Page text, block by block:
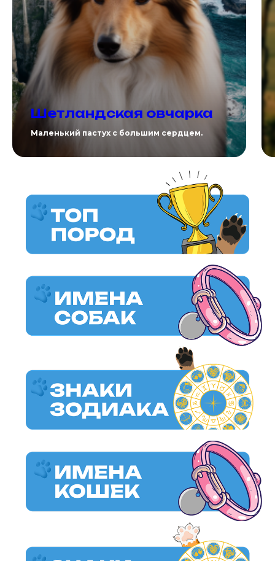
Шетландская овчарка
Маленький пастух с большим сердцем.